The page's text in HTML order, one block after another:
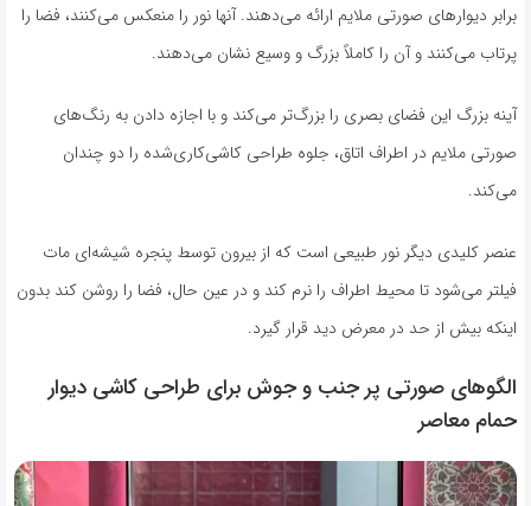
برابر دیوارهای صورتی ملایم ارائه می‌دهند. آنها نور را منعکس می‌کنند، فضا را
پرتاب می‌کنند و آن را کاملاً بزرگ و وسیع نشان می‌دهند.
آینه بزرگ این فضای بصری را بزرگ‌تر می‌کند و با اجازه دادن به رنگ‌های
صورتی ملایم در اطراف اتاق، جلوه طراحی کاشی‌کاری‌شده را دو چندان
می‌کند.
عنصر کلیدی دیگر نور طبیعی است که از بیرون توسط پنجره شیشه‌ای مات
فیلتر می‌شود تا محیط اطراف را نرم کند و در عین حال، فضا را روشن کند بدون
اینکه بیش از حد در معرض دید قرار گیرد.
الگوهای صورتی پر جنب و جوش برای طراحی کاشی دیوار
حمام معاصر